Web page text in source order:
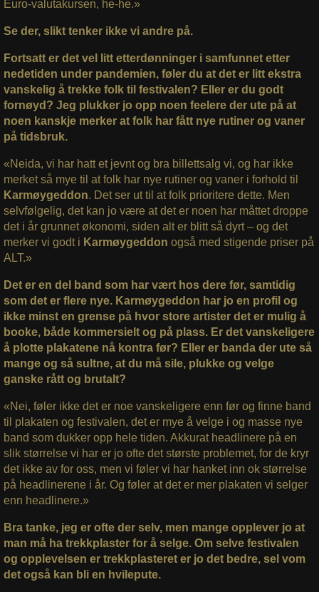
Euro-valutakursen, he-he.»
Se der, slikt tenker ikke vi andre på.
Fortsatt er det vel litt etterdønninger i samfunnet etter
nedetiden under pandemien, føler du at det er litt ekstra
vanskelig å trekke folk til festivalen? Eller er du godt
fornøyd? Jeg plukker jo opp noen feelere der ute på at
noen kanskje merker at folk har fått nye rutiner og vaner
på tidsbruk.
«Neida, vi har hatt et jevnt og bra billettsalg vi, og har ikke
merket så mye til at folk har nye rutiner og vaner i forhold til
Karmøygeddon. Det ser ut til at folk prioritere dette. Men
selvfølgelig, det kan jo være at det er noen har måttet droppe
det i år grunnet økonomi, siden alt er blitt så dyrt – og det
merker vi godt i Karmøygeddon også med stigende priser på
ALT.»
Det er en del band som har vært hos dere før, samtidig
som det er flere nye. Karmøygeddon har jo en profil og
ikke minst en grense på hvor store artister det er mulig å
booke, både kommersielt og på plass. Er det vanskeligere
å plotte plakatene nå kontra før? Eller er banda der ute så
mange og så sultne, at du må sile, plukke og velge
ganske rått og brutalt?
«Nei, føler ikke det er noe vanskeligere enn før og finne band
til plakaten og festivalen, det er mye å velge i og masse nye
band som dukker opp hele tiden. Akkurat headlinere på en
slik størrelse vi har er jo ofte det største problemet, for de kryr
det ikke av for oss, men vi føler vi har hanket inn ok størrelse
på headlinerene i år. Og føler at det er mer plakaten vi selger
enn headlinere.»
Bra tanke, jeg er ofte der selv, men mange opplever jo at
man må ha trekkplaster for å selge. Om selve festivalen
og opplevelsen er trekkplasteret er jo det bedre, sel vom
det også kan bli en hvilepute.